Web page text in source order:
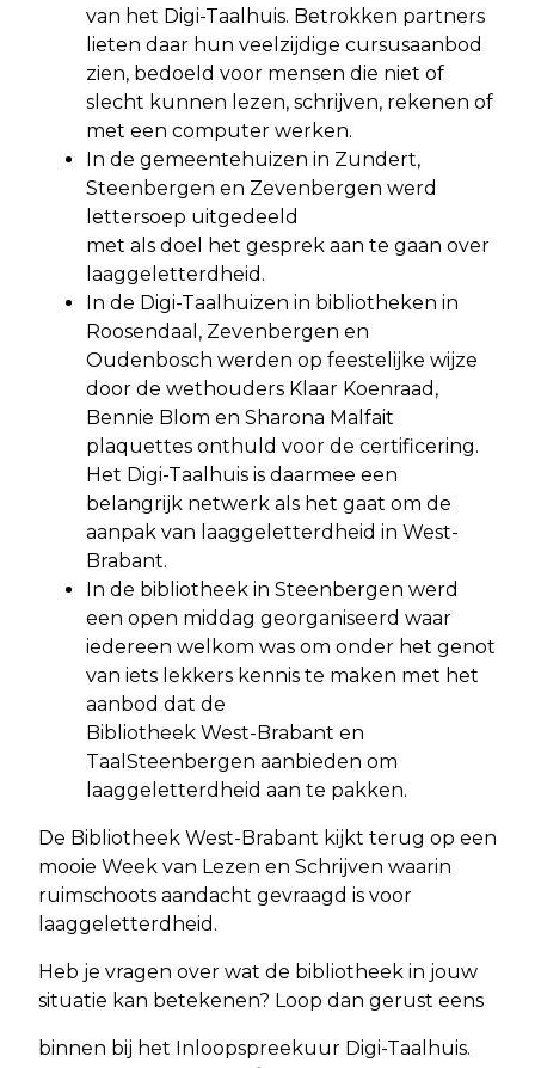
van het Digi-Taalhuis. Betrokken partners
lieten daar hun veelzijdige cursusaanbod
zien, bedoeld voor mensen die niet of
slecht kunnen lezen, schrijven, rekenen of
met een computer werken.
In de gemeentehuizen in Zundert,
Steenbergen en Zevenbergen werd
lettersoep uitgedeeld
met als doel het gesprek aan te gaan over
laaggeletterdheid.
In de Digi-Taalhuizen in bibliotheken in
Roosendaal, Zevenbergen en
Oudenbosch werden op feestelijke wijze
door de wethouders Klaar Koenraad,
Bennie Blom en Sharona Malfait
plaquettes onthuld voor de certificering.
Het Digi-Taalhuis is daarmee een
belangrijk netwerk als het gaat om de
aanpak van laaggeletterdheid in West-
Brabant.
In de bibliotheek in Steenbergen werd
een open middag georganiseerd waar
iedereen welkom was om onder het genot
van iets lekkers kennis te maken met het
aanbod dat de
Bibliotheek West-Brabant en
TaalSteenbergen aanbieden om
laaggeletterdheid aan te pakken.
De Bibliotheek West-Brabant kijkt terug op een
mooie Week van Lezen en Schrijven waarin
ruimschoots aandacht gevraagd is voor
laaggeletterdheid.
Heb je vragen over wat de bibliotheek in jouw
situatie kan betekenen? Loop dan gerust eens
binnen bij het Inloopspreekuur Digi-Taalhuis.